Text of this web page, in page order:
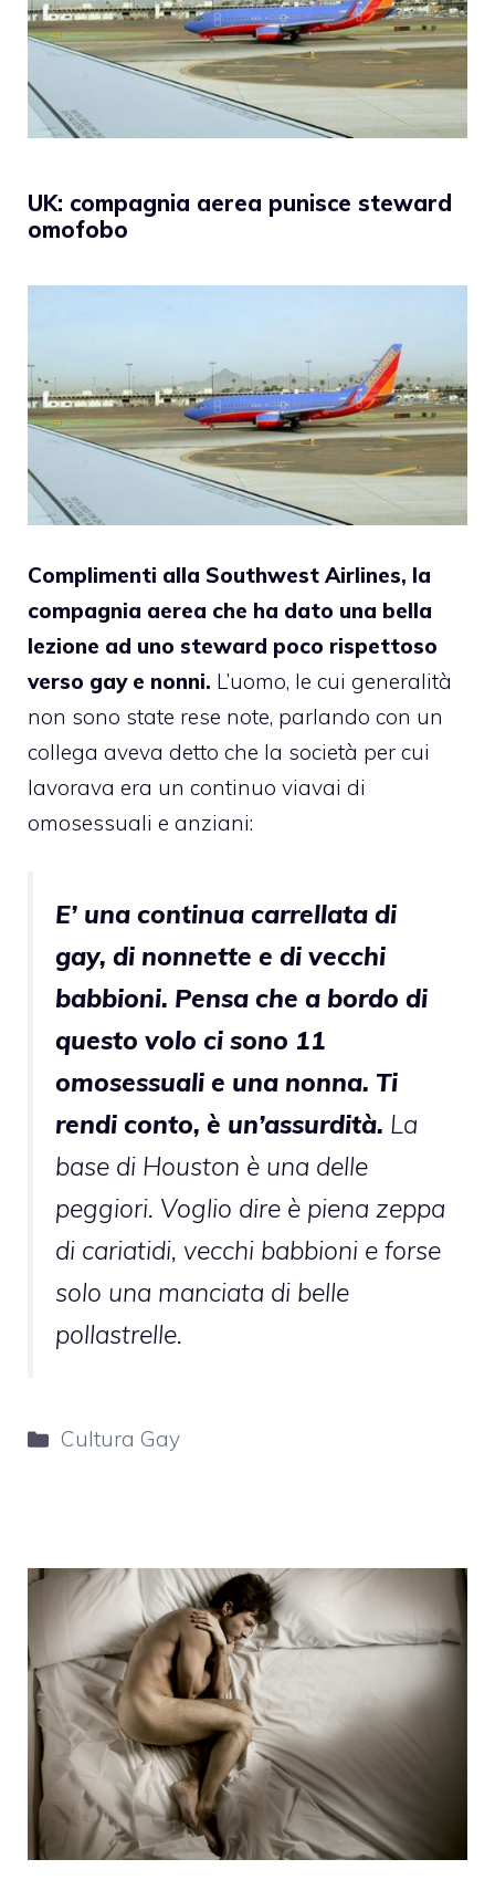
UK: compagnia aerea punisce steward
omofobo
Complimenti alla Southwest Airlines, la
compagnia aerea che ha dato una bella
lezione ad uno steward poco rispettoso
verso gay e nonni. L’uomo, le cui generalità
non sono state rese note, parlando con un
collega aveva detto che la società per cui
lavorava era un continuo viavai di
omosessuali e anziani:
E’ una continua carrellata di
gay, di nonnette e di vecchi
babbioni. Pensa che a bordo di
questo volo ci sono 11
omosessuali e una nonna. Ti
rendi conto, è un’assurdità. La
base di Houston è una delle
peggiori. Voglio dire è piena zeppa
di cariatidi, vecchi babbioni e forse
solo una manciata di belle
pollastrelle.
Categorie
Cultura Gay